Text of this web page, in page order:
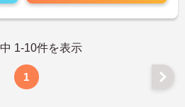
1-10件を表示
1